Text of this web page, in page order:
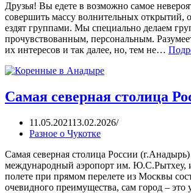
Друзья! Вы едете в возможно самое
совершить массу волнительных
ездят группами. Мы специально делаем
прочувствованным, персональным.
их интересов и так далее, но, тем не…
Самая северная столица
11.05.202113.02.2026
Разное о Чукотке
Самая северная столица России
международный аэропорт им. Ю.С.Рытхеу,
полете при прямом перелете из Москвы
очевидного преимущества, сам город –